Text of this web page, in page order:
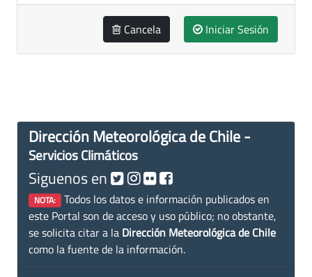
Cancela Iniciar Sesión
Dirección Meteorológica de Chile -
Servicios Climáticos
Siguenos en
NOTA: Todos los datos e información publicados en
este Portal son de acceso y uso público; no obstante,
se solicita citar a la Dirección Meteorológica de Chile
como la fuente de la información.